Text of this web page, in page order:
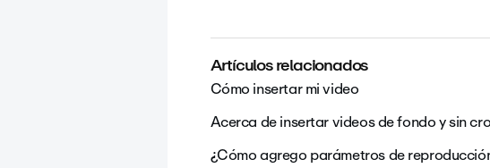
Artículos relacionados
Cómo insertar mi video
Acerca de insertar videos de fondo y sin
¿Cómo agrego parámetros de